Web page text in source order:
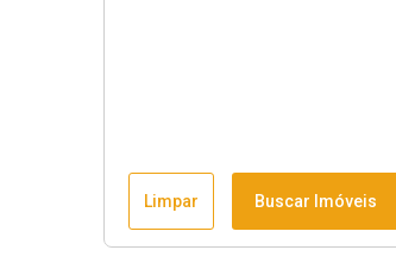
Limpar Buscar Imóveis